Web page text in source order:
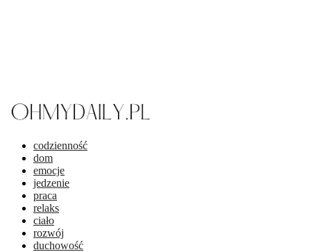
codzienność
dom
emocje
jedzenie
praca
relaks
ciało
rozwój
duchowość